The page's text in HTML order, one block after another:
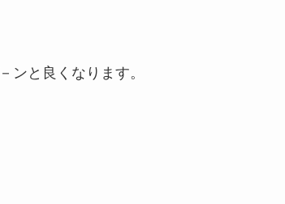
ンと良くなります。